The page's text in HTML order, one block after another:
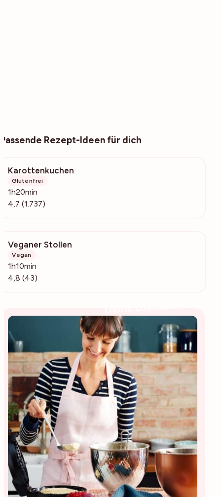
Passende Rezept-Ideen für dich
Karottenkuchen
Glutenfrei
1h20min
4,7 (1.737)
Veganer Stollen
Vegan
1h10min
4,8 (43)